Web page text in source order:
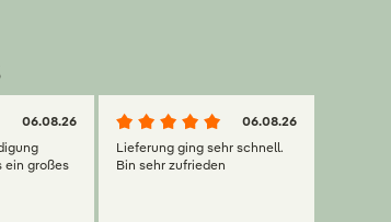
06.08.26
ein großes
06.08.26
Lieferung ging sehr schnell.
Bin sehr zufrieden